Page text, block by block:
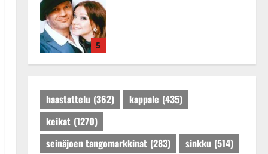
5
Tanssiin.fi
Julkaistu: 27.4.2025 |
haastattelu (362) kappale (435)
keikat (1270)
seinäjoen tangomarkkinat (283) sinkku (514)